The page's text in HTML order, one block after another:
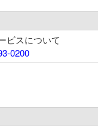
ビスについて
0200